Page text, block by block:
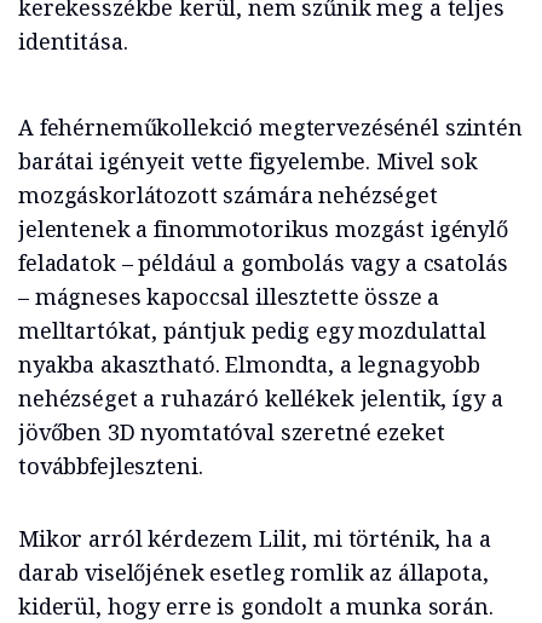
kerekesszékbe kerül, nem szűnik meg a teljes
identitása.
A fehérneműkollekció megtervezésénél szintén
barátai igényeit vette figyelembe. Mivel sok
mozgáskorlátozott számára nehézséget
jelentenek a finommotorikus mozgást igénylő
feladatok – például a gombolás vagy a csatolás
– mágneses kapoccsal illesztette össze a
melltartókat, pántjuk pedig egy mozdulattal
nyakba akasztható. Elmondta, a legnagyobb
nehézséget a ruhazáró kellékek jelentik, így a
jövőben 3D nyomtatóval szeretné ezeket
továbbfejleszteni.
Mikor arról kérdezem Lilit, mi történik, ha a
darab viselőjének esetleg romlik az állapota,
kiderül, hogy erre is gondolt a munka során.